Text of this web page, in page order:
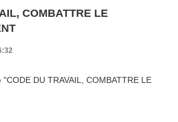
COMBATTRE LE